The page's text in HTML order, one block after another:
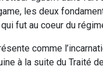
les deux
fut au coeur du
comme
à la suite du Traité